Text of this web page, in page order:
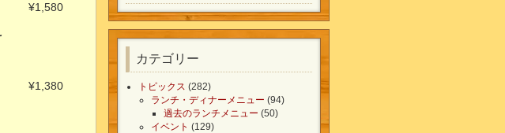
¥1,580
¥1,380
カテゴリー
トピックス (282)
ランチ・ディナーメニュー (94)
過去のランチメニュー (50)
イベント (129)